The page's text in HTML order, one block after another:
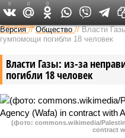
Версия //Общество //Власти
гумпомощи погибли 18 человек
Власти Газы: из-за
погибли 18 человек
(фото: commons.wikimedia/
contract
0 0 0